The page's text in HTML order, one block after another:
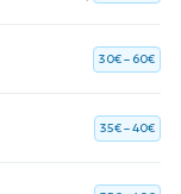
30€ – 60€
35€ – 40€